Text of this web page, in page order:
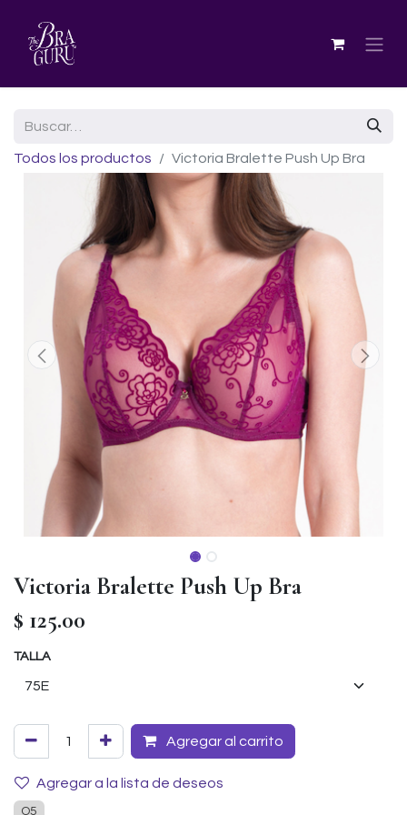
Todos los productos Victoria Bralette Push Up Bra
Victoria Bralette Push Up Bra
$ 125.00
TALLA
Agregar al carrito
Agregar a la lista de deseos
O5